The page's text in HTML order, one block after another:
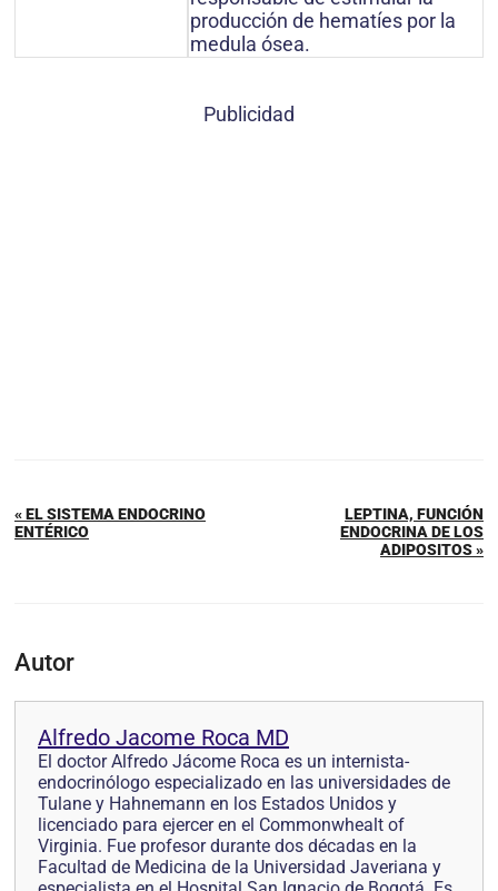
producción de hematíes por la
medula ósea.
Publicidad
« EL SISTEMA ENDOCRINO
ENTÉRICO
LEPTINA, FUNCIÓN
ENDOCRINA DE LOS
ADIPOSITOS »
Autor
Alfredo Jacome Roca MD
El doctor Alfredo Jácome Roca es un internista-
endocrinólogo especializado en las universidades de
Tulane y Hahnemann en los Estados Unidos y
licenciado para ejercer en el Commonwhealt of
Virginia. Fue profesor durante dos décadas en la
Facultad de Medicina de la Universidad Javeriana y